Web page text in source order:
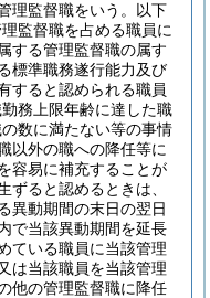
理監督職をいう。以下
監督職を占める職員に
する管理監督職の属す
標準職務遂行能力及び
すると認められる職員
務上限年齢に達した職
数に満たない等の事情
以外の職への降任等に
容易に補充することが
ずると認めるときは、
異動期間の末日の翌日
で当該異動期間を延長
ている職員に当該管理
は当該職員を当該管理
他の管理監督職に降任